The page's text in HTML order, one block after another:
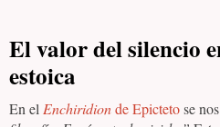
El valor del silencio
estoica
En el Enchiridionde Epictetose